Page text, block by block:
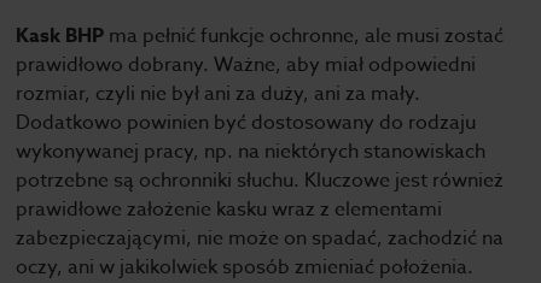
Kask BHP ma pełnić funkcje ochronne, ale musi zostać
prawidłowo dobrany. Ważne, aby miał odpowiedni
rozmiar, czyli nie był ani za duży, ani za mały.
Dodatkowo powinien być dostosowany do rodzaju
wykonywanej pracy, np. na niektórych stanowiskach
potrzebne są ochronniki słuchu. Kluczowe jest również
prawidłowe założenie kasku wraz z elementami
zabezpieczającymi, nie może on spadać, zachodzić na
oczy, ani w jakikolwiek sposób zmieniać położenia.